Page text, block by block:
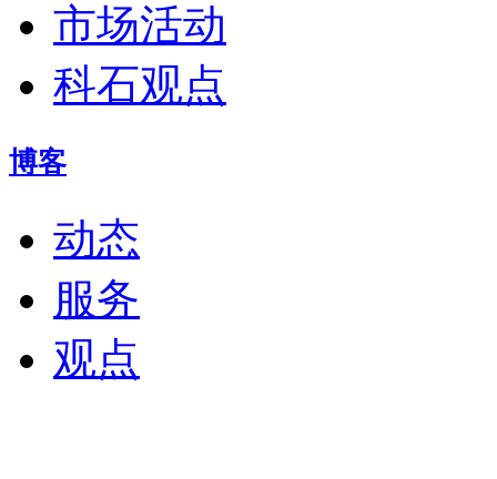
市场活动
科石观点
博客
动态
服务
观点